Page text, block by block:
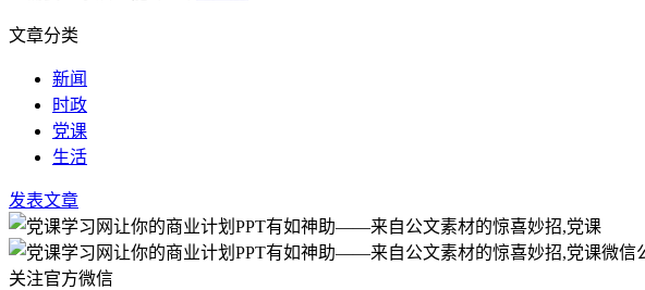
文章分类
新闻
时政
党课
生活
发表文章
关注官方微信